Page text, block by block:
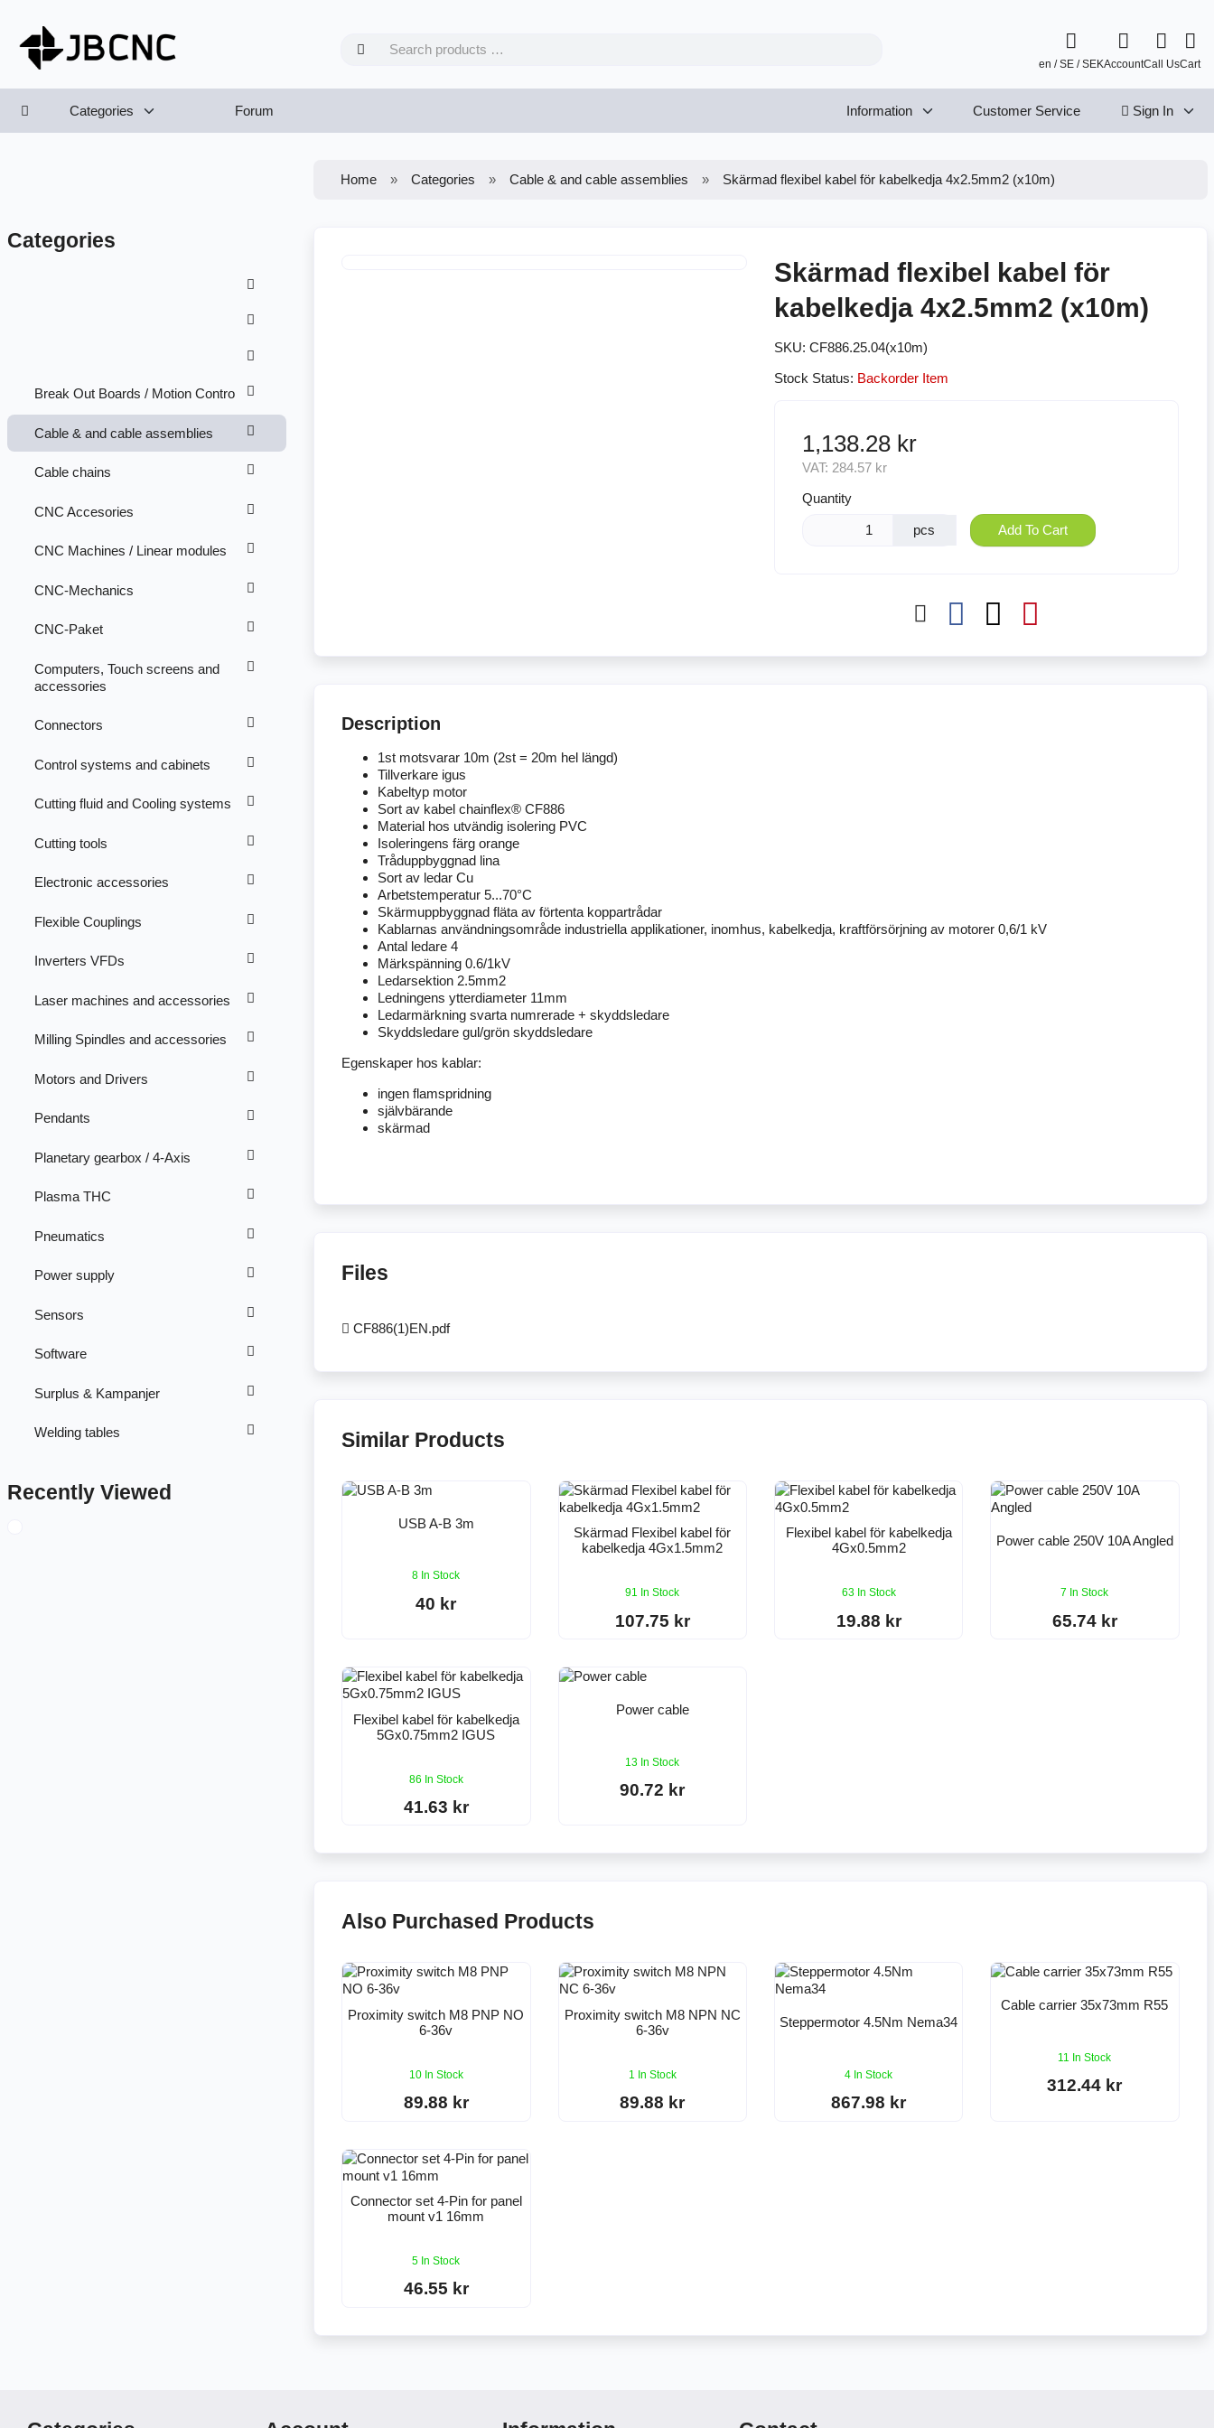
en / SE / SEKAccountCall UsCart
Categories Forum Information Customer Service Sign In
Categories
Break Out Boards / Motion Contro
Cable & and cable assemblies
Cable chains
CNC Accesories
CNC Machines / Linear modules
CNC-Mechanics
CNC-Paket
Computers, Touch screens and
accessories
Connectors
Control systems and cabinets
Cutting fluid and Cooling systems
Cutting tools
Electronic accessories
Flexible Couplings
Inverters VFDs
Laser machines and accessories
Milling Spindles and accessories
Motors and Drivers
Pendants
Planetary gearbox / 4-Axis
Plasma THC
Pneumatics
Power supply
Sensors
Software
Surplus & Kampanjer
Welding tables
Recently Viewed
Home Categories Cable & and cable assemblies Skärmad flexibel kabel för kabelkedja 4x2.5mm2 (x10m)
Skärmad flexibel kabel för
kabelkedja 4x2.5mm2 (x10m)
SKU: CF886.25.04(x10m)
Stock Status: Backorder Item
1,138.28 kr
VAT: 284.57 kr
Quantity
pcs Add To Cart
Description
1st motsvarar 10m (2st = 20m hel längd)
Tillverkare igus
Kabeltyp motor
Sort av kabel chainflex® CF886
Material hos utvändig isolering PVC
Isoleringens färg orange
Tråduppbyggnad lina
Sort av ledar Cu
Arbetstemperatur 5...70°C
Skärmuppbyggnad fläta av förtenta koppartrådar
Kablarnas användningsområde industriella applikationer, inomhus, kabelkedja, kraftförsörjning av motorer 0,6/1 kV
Antal ledare 4
Märkspänning 0.6/1kV
Ledarsektion 2.5mm2
Ledningens ytterdiameter 11mm
Ledarmärkning svarta numrerade + skyddsledare
Skyddsledare gul/grön skyddsledare
Egenskaper hos kablar:
ingen flamspridning
självbärande
skärmad
Files
CF886(1)EN.pdf
Similar Products
USB A-B 3m
8 In Stock
40 kr
Skärmad Flexibel kabel för
kabelkedja 4Gx1.5mm2
91 In Stock
107.75 kr
Flexibel kabel för kabelkedja
4Gx0.5mm2
63 In Stock
19.88 kr
Power cable 250V 10A Angled
7 In Stock
65.74 kr
Flexibel kabel för kabelkedja
5Gx0.75mm2 IGUS
86 In Stock
41.63 kr
Power cable
13 In Stock
90.72 kr
Also Purchased Products
Proximity switch M8 PNP NO
6-36v
10 In Stock
89.88 kr
Proximity switch M8 NPN NC
6-36v
1 In Stock
89.88 kr
Steppermotor 4.5Nm Nema34
4 In Stock
867.98 kr
Cable carrier 35x73mm R55
11 In Stock
312.44 kr
Connector set 4-Pin for panel
mount v1 16mm
5 In Stock
46.55 kr